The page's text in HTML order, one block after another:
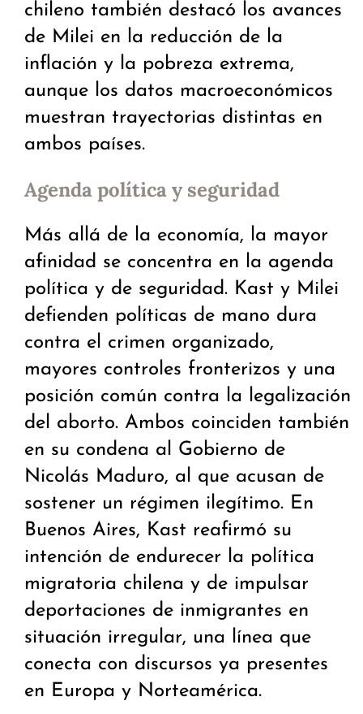
chileno también destacó los avances
de Milei en la reducción de la
inflación y la pobreza extrema,
aunque los datos macroeconómicos
muestran trayectorias distintas en
ambos países.
Agenda política y seguridad
Más allá de la economía, la mayor
afinidad se concentra en la agenda
política y de seguridad. Kast y Milei
defienden políticas de mano dura
contra el crimen organizado,
mayores controles fronterizos y una
posición común contra la legalización
del aborto. Ambos coinciden también
en su condena al Gobierno de
Nicolás Maduro, al que acusan de
sostener un régimen ilegítimo. En
Buenos Aires, Kast reafirmó su
intención de endurecer la política
migratoria chilena y de impulsar
deportaciones de inmigrantes en
situación irregular, una línea que
conecta con discursos ya presentes
en Europa y Norteamérica.